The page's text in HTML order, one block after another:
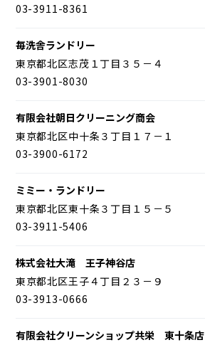
03-3911-8361
毎洗舎ランドリー
東京都北区志茂１丁目３５－４
03-3901-8030
有限会社朝日クリーニング商会
東京都北区中十条３丁目１７－１
03-3900-6172
ミミー・ランドリー
東京都北区東十条３丁目１５－５
03-3911-5406
株式会社大滝 王子神谷店
東京都北区王子４丁目２３－９
03-3913-0666
有限会社クリーンショップ共栄 東十条店